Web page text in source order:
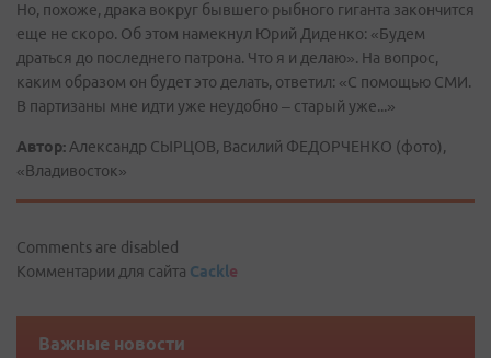
Но, похоже, драка вокруг бывшего рыбного гиганта закончится
еще не скоро. Об этом намекнул Юрий Диденко: «Будем
драться до последнего патрона. Что я и делаю». На вопрос,
каким образом он будет это делать, ответил: «С помощью СМИ.
В партизаны мне идти уже неудобно – старый уже...»
Автор: Александр СЫРЦОВ, Василий ФЕДОРЧЕНКО (фото),
«Владивосток»
Comments are disabled
Комментарии для сайта Cackle
Важные новости